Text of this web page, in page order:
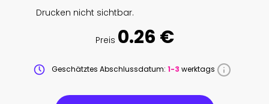
Drucken nicht sichtbar.
Preis 0.26 €
Geschätztes Abschlussdatum: 1-3 werktags